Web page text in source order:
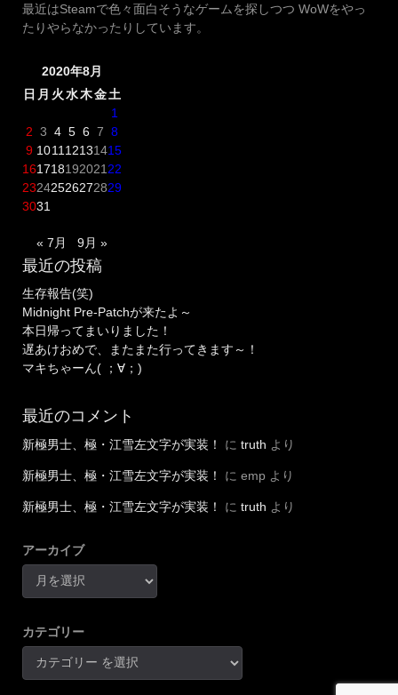
最近はSteamで色々面白そうなゲームを探しつつ WoWをやっ
たりやらなかったりしています。
2020年8月
日 月 火水木金土
1
2 3 4 5 6 7 8
9 1011 12131415
161718192021 22
23242526272829
3031
« 7月 9月 »
最近の投稿
生存報告(笑)
Midnight Pre-Patchが来たよ～
本日帰ってまいりました！
遅あけおめで、またまた行ってきます～！
マキちゃーん( ；∀；)
最近のコメント
新極男士、極・江雪左文字が実装！ に truth より
新極男士、極・江雪左文字が実装！ に emp より
新極男士、極・江雪左文字が実装！ に truth より
アーカイブ
カテゴリー